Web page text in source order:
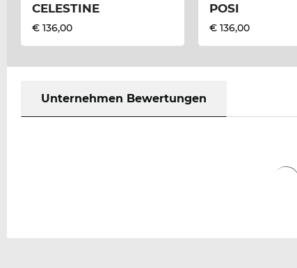
CELESTINE
€ 136,00
POSI
€ 136,00
Unternehmen Bewertungen